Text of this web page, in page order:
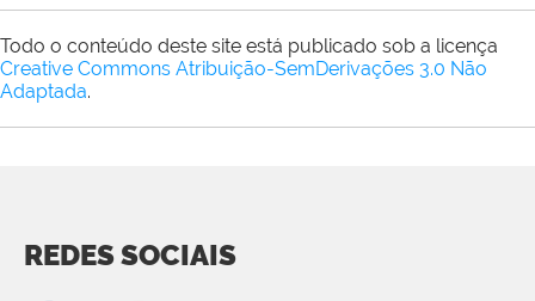
Todo o conteúdo deste site está publicado sob a licença
Creative Commons Atribuição-SemDerivações 3.0 Não
Adaptada.
REDES SOCIAIS